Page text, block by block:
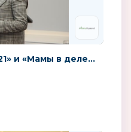
и «Мамы в деле...